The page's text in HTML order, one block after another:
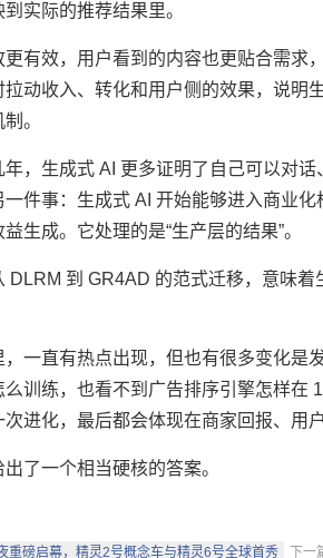
实际的推荐结果里。
更有效，用户看到的内容也更贴合需求
拉动收入、转化和用户侧的效果，说明
。
，生成式 AI 更多证明了自己可以对
一件事：生成式 AI 开始能够进入商业
生成。它处理的是“生产层的结果”。
DLRM 到 GR4AD 的范式迁移，意味着
，一直有热点出现，但也有很多变化是
么训练，也看不到广告排序引擎怎样在
进化，最后都会体现在商家回报、用
了一个相当硬核的答案。
重磅启幕，精灵2号概念车与精灵6号全球首秀 下